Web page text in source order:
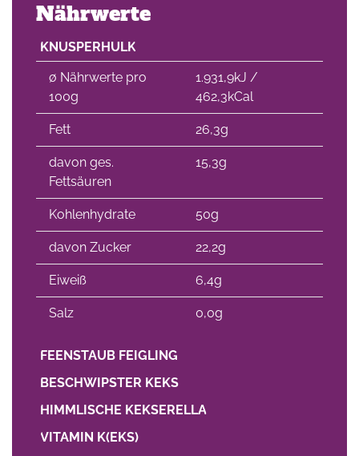
Nährwerte
KNUSPERHULK
∅ Nährwerte pro
100g
1.931,9kJ /
462,3kCal
Fett 26,3g
davon ges.
Fettsäuren
15,3g
Kohlenhydrate 50g
davon Zucker 22,2g
Eiweiß 6,4g
Salz 0,0g
FEENSTAUB FEIGLING
BESCHWIPSTER KEKS
HIMMLISCHE KEKSERELLA
VITAMIN K(EKS)